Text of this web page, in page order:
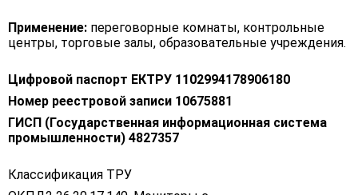
Применение: переговорные комнаты, контрольные
центры, торговые залы, образовательные учреждения.
Цифровой паспорт ЕКТРУ 1102994178906180
Номер реестровой записи 10675881
ГИСП (Государственная информационная система
промышленности) 4827357
Классификация ТРУ